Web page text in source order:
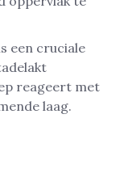
een cruciale
reageert met
laag.